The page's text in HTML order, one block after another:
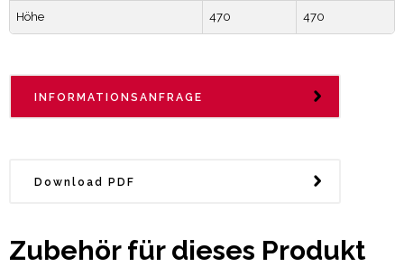
Höhe 470 470
INFORMATIONSANFRAGE
Vorname*
Download PDF
Zubehör für dieses Produkt